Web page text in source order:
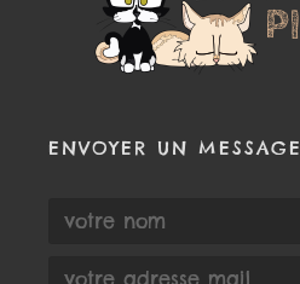
ENVOYER UN MESSAGE